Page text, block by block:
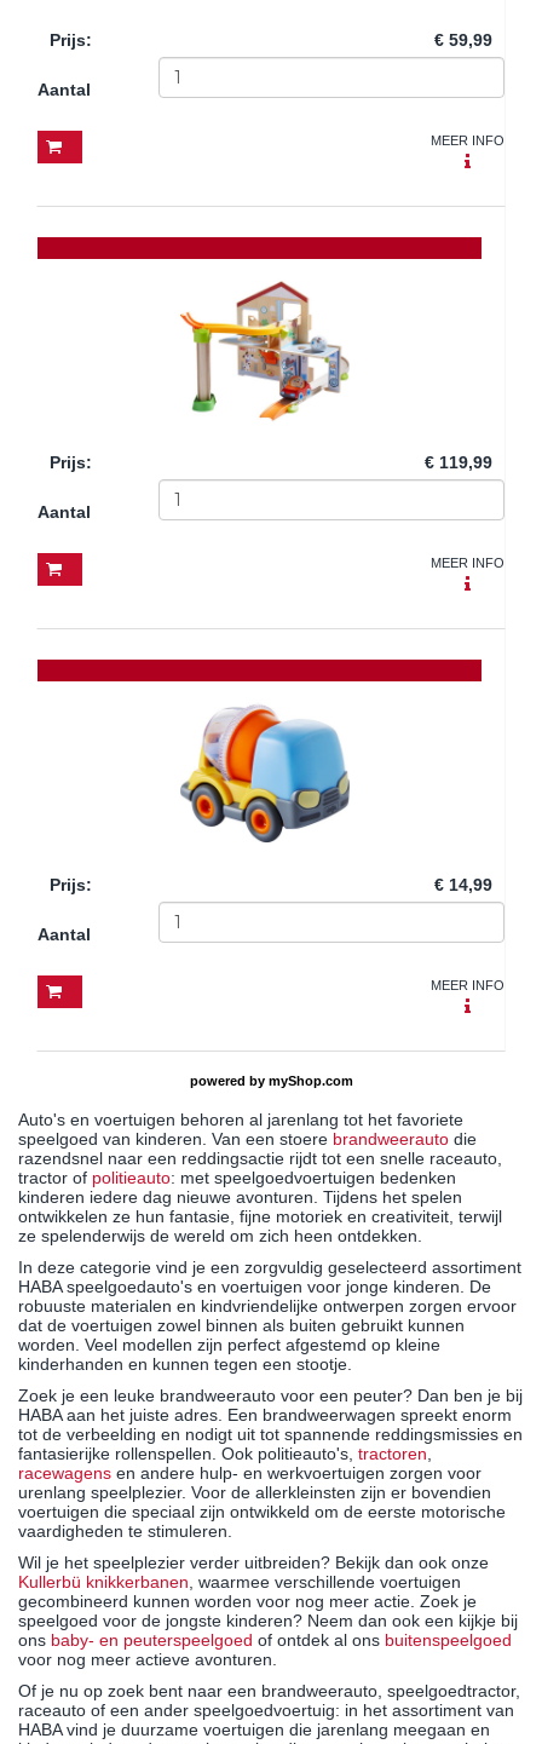
Prijs: € 59,99
Aantal
MEER INFO
Prijs: € 119,99
Aantal
MEER INFO
Prijs: € 14,99
Aantal
MEER INFO
powered by myShop.com
Auto's en voertuigen behoren al jarenlang tot het favoriete
speelgoed van kinderen. Van een stoere brandweerauto die
razendsnel naar een reddingsactie rijdt tot een snelle raceauto,
tractor of politieauto: met speelgoedvoertuigen bedenken
kinderen iedere dag nieuwe avonturen. Tijdens het spelen
ontwikkelen ze hun fantasie, fijne motoriek en creativiteit, terwijl
ze spelenderwijs de wereld om zich heen ontdekken.
In deze categorie vind je een zorgvuldig geselecteerd assortiment
HABA speelgoedauto's en voertuigen voor jonge kinderen. De
robuuste materialen en kindvriendelijke ontwerpen zorgen ervoor
dat de voertuigen zowel binnen als buiten gebruikt kunnen
worden. Veel modellen zijn perfect afgestemd op kleine
kinderhanden en kunnen tegen een stootje.
Zoek je een leuke brandweerauto voor een peuter? Dan ben je bij
HABA aan het juiste adres. Een brandweerwagen spreekt enorm
tot de verbeelding en nodigt uit tot spannende reddingsmissies en
fantasierijke rollenspellen. Ook politieauto's, tractoren,
racewagens en andere hulp- en werkvoertuigen zorgen voor
urenlang speelplezier. Voor de allerkleinsten zijn er bovendien
voertuigen die speciaal zijn ontwikkeld om de eerste motorische
vaardigheden te stimuleren.
Wil je het speelplezier verder uitbreiden? Bekijk dan ook onze
Kullerbü knikkerbanen, waarmee verschillende voertuigen
gecombineerd kunnen worden voor nog meer actie. Zoek je
speelgoed voor de jongste kinderen? Neem dan ook een kijkje bij
ons baby- en peuterspeelgoed of ontdek al ons buitenspeelgoed
voor nog meer actieve avonturen.
Of je nu op zoek bent naar een brandweerauto, speelgoedtractor,
raceauto of een ander speelgoedvoertuig: in het assortiment van
HABA vind je duurzame voertuigen die jarenlang meegaan en